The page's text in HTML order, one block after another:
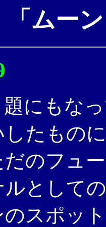
「ムー
題にもな
したもの
だのフュ
ルとして
のスポ